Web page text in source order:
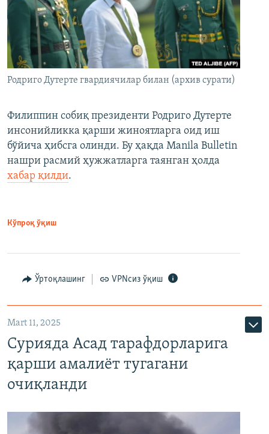
Родриго Дутерте гвардиячилар билан (архив сурати)
Филиппин собиқ президенти Родриго Дутерте
инсонийликка қарши жиноятларга оид иш
бўйича ҳибсга олинди. Бу ҳақда Manila Bulletin
нашри расмий ҳужжатларга таянган ҳолда
хабар қилди.
Кўпроқ ўқиш
Ўртоқлашинг VPNсиз ўқиш
Mart 11, 2025
Сурияда Асад тарафдорларига
қарши амалиёт тугагани
очиқланди